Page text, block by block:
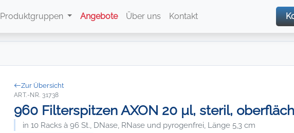
Produktgruppen Angebote Über uns Kontakt
Zur Übersicht
ART.-NR. 31738
960 Filterspitzen AXON 20 µl, steril,
in 10 Racks à 96 St., DNase, RNase und pyrogenfrei, Länge 5,3 cm